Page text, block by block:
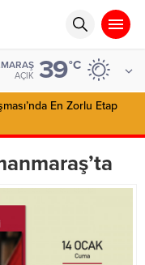
AÇIK 39°C
En Zorlu Etap